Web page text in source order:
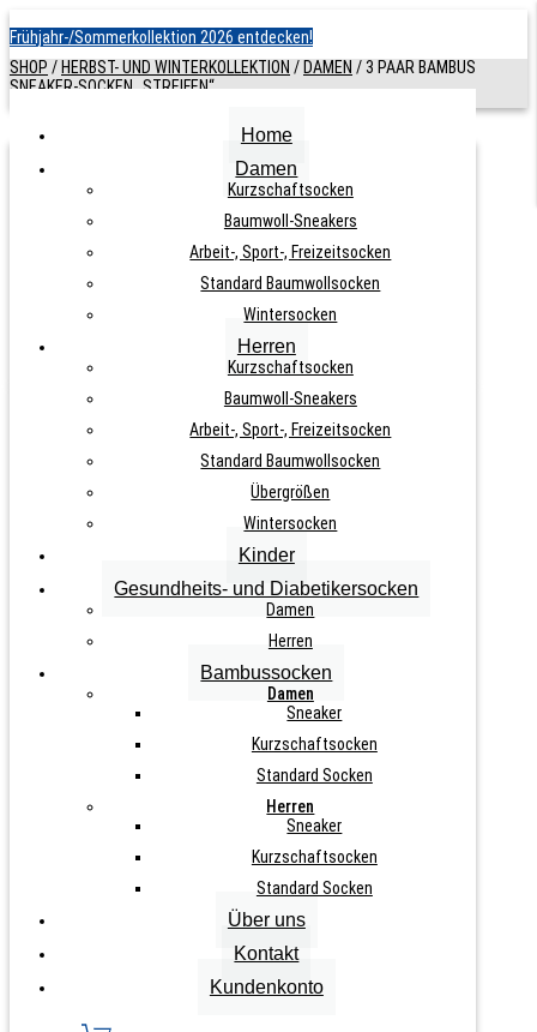
Frühjahr-/Sommerkollektion 2026 entdecken!
Home
Damen
Kurzschaftsocken
Baumwoll-Sneakers
Arbeit-, Sport-, Freizeitsocken
Standard Baumwollsocken
Wintersocken
Herren
Kurzschaftsocken
Baumwoll-Sneakers
Arbeit-, Sport-, Freizeitsocken
Standard Baumwollsocken
Übergrößen
Wintersocken
Kinder
Gesundheits- und Diabetikersocken
Damen
Herren
Bambussocken
Damen
Sneaker
Kurzschaftsocken
Standard Socken
Herren
Sneaker
Kurzschaftsocken
Standard Socken
Über uns
Kontakt
Kundenkonto
SHOP / HERBST- UND WINTERKOLLEKTION / DAMEN /3 PAAR BAMBUS
SNEAKER-SOCKEN „STREIFEN“
3 PAAR BAMBUS SNEAKER-SOCKEN
„STREIFEN“
WINTERKOLLEKTION
8,90
Zurücksetzen
IN DEN WARENKORB
Info zu diesem Artikel
Viskose aus Bambus-Zellstoff
Bambusviskose ist sehr weich auf der Haut
nimmt Feuchtigkeit gut auf
handgekettelte Spitze, keine Naht